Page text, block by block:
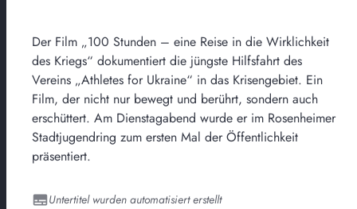
Der Film „100 Stunden – eine Reise in die Wirklichkeit
des Kriegs“ dokumentiert die jüngste Hilfsfahrt des
Vereins „Athletes for Ukraine“ in das Krisengebiet. Ein
Film, der nicht nur bewegt und berührt, sondern auch
erschüttert. Am Dienstagabend wurde er im Rosenheimer
Stadtjugendring zum ersten Mal der Öffentlichkeit
präsentiert.
Untertitel wurden automatisiert erstellt